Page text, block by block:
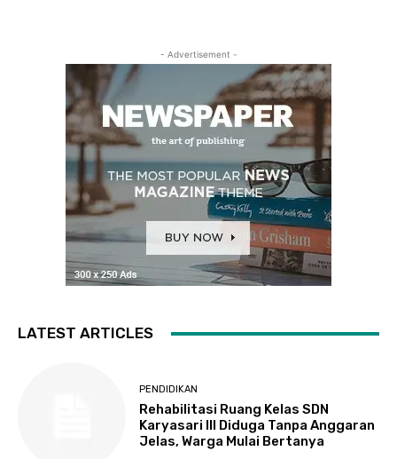
- Advertisement -
LATEST ARTICLES
PENDIDIKAN
Rehabilitasi Ruang Kelas SDN
Karyasari III Diduga Tanpa Anggaran
Jelas, Warga Mulai Bertanya